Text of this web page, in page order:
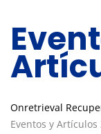
Onretrieval
Eventos y Artículos